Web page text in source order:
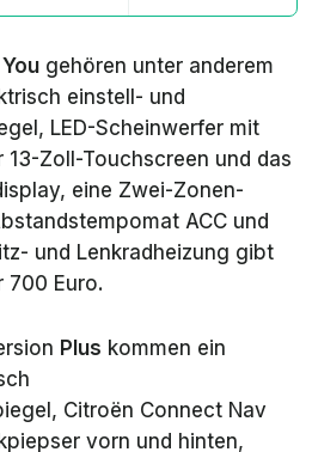
You gehören unter anderem
einstell- und
LED-Scheinwerfer mit
13-Zoll-Touchscreen und das
eine Zwei-Zonen-
ACC und
und Lenkradheizung gibt
700 Euro.
Plus kommen ein
Citroën Connect Nav
vorn und hinten,